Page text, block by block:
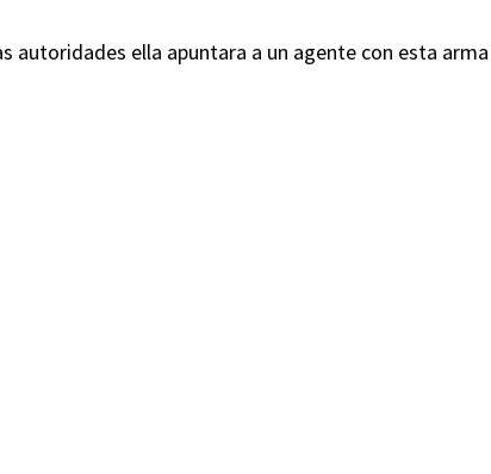
autoridades ella apuntara a un agente con esta arma